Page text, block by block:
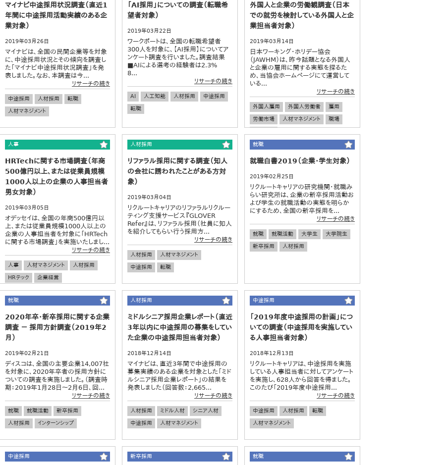
マイナビ中途採用状況調査（直近1
年間に中途採用活動実績のある企
業対象）
2019年03月26日
マイナビは、全国の民間企業等を対象
に、中途採用状況とその傾向を調査し
た「マイナビ中途採用状況調査」を発
表しました。なお、本調査は今...
リサーチの続き
中途採用 人材採用
転職
人材マネジメント
「AI採用」についての調査（転職希
望者対象）
2019年03月22日
ワークポートは、全国の転職希望者
300人を対象に、【AI採用】についてア
ンケート調査を行いました。調査結果
■AIによる選考の経験者は2.3%
8...
リサーチの続き
AI 人工知能 人材採用
中途採用
転職
外国人と企業の労働観調査（日本
での就労を検討している外国人と企
業担当者対象）
2019年03月14日
日本ワーキング・ホリデー協会
（JAWHM）は、昨今話題となる外国人
と企業の雇用に関する実態を探るた
め、当協会ホームページにて運営して
いる...
リサーチの続き
外国人雇用 外国人労働者
雇用
労働市場
人材マネジメント
職場
人事
HRTechに関する市場調査（年商
500億円以上、または従業員規模
1000人以上の企業の人事担当者
男女対象）
2019年03月05日
オデッセイは、全国の年商500億円以
上、または従業員規模1000人以上の
企業の人事担当者を対象に「HRTech
に関する市場調査」を実施いたしまし...
リサーチの続き
人事 人材マネジメント
人材採用
HRテック
企業経営
人材採用
リファラル採用に関する調査（知人
の会社に誘われたことがある方対
象）
2019年03月04日
リクルートキャリアのリファラルリクルー
ティング支援サービス『GLOVER
Refer』は、リファラル採用（社員に知人
を紹介してもらい行う採用方...
リサーチの続き
人材採用
人材マネジメント
中途採用
転職
就職
就職白書2019（企業・学生対象）
2019年02月25日
リクルートキャリアの研究機関・就職み
らい研究所は、企業の新卒採用活動お
よび学生の就職活動の実態を明らか
にするため、全国の新卒採用を...
リサーチの続き
就職 就職活動 大学生
大学院生
新卒採用
人材採用
就職
2020年卒・新卒採用に関する企業
調査 － 採用方針調査（2019年2
月）
2019年02月21日
ディスコは、全国の主要企業14,007社
を対象に、2020年卒者の採用方針に
ついての調査を実施しました。（調査時
期：2019年1月28日～2月6日、回...
リサーチの続き
就職 就職活動
新卒採用
人材採用
インターンシップ
人材採用
ミドルシニア採用企業レポート（直近
3年以内に中途採用の募集をしてい
た企業の中途採用担当者対象）
2018年12月14日
マイナビは、直近3年間で中途採用の
募集実績のある企業を対象とした「ミド
ルシニア採用企業レポート」の結果を
発表しました（回答数：2,665...
リサーチの続き
人材採用 ミドル人材
シニア人材
中途採用
人材マネジメント
中途採用
「2019年度中途採用の計画」につ
いての調査（中途採用を実施してい
る人事担当者対象）
2018年12月13日
リクルートキャリアは、中途採用を実施
している人事担当者に対してアンケート
を実施し、628人から回答を得ました。
このたび「2019年度中途採用...
リサーチの続き
中途採用 人材採用
転職
人材マネジメント
中途採用 新卒採用 就職